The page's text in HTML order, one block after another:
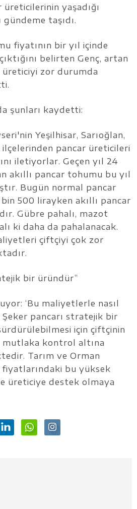
yaşadığı
taşıdı.
fiyatının bir yıl içinde
belirten Genç, artan
zor durumda
şunları kaydetti:
Yeşilhisar, Sarıoğlan,
ilçelerinden pancar üreticileri
iletiyorlar. Geçen yıl 24
akıllı pancar tohumu bu yıl
Bugün normal pancar
500 lirayken akıllı pancar
Gübre pahalı, mazot
ki daha da pahalanacak.
çiftçiyi çok zor
bir üründür”
‘Bu maliyetlerle nasıl
Şeker pancarı stratejik bir
için çiftçinin
kontrol altına
Tarım ve Orman
fiyatlarındaki bu yüksek
üreticiye destek olmaya